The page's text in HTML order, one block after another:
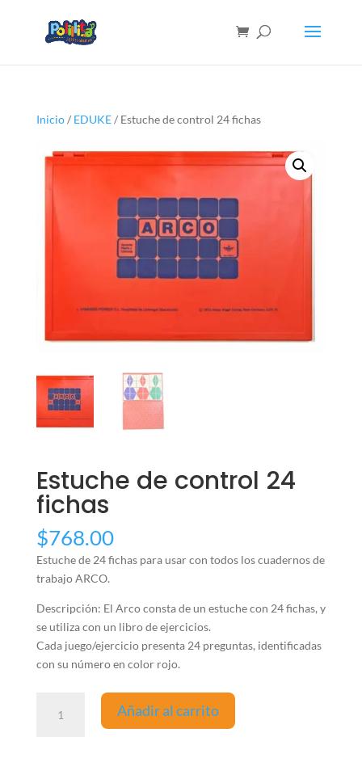
Inicio/ EDUKE/ Estuche de control 24 fichas
Estuche de control 24
fichas
$768.00
Estuche de 24 fichas para usar con todos los cuadernos de
trabajo ARCO.
Descripción: El Arco consta de un estuche con 24 fichas, y
se utiliza con un libro de ejercicios.
Cada juego/ejercicio presenta 24 preguntas, identificadas
con su número en color rojo.
Añadir al carrito